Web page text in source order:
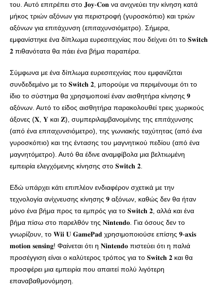
του. Αυτό επιτρέπει στο 𝐉𝐨𝐲-𝐂𝐨𝐧 να ανιχνεύει την κίνηση κατά
μήκος τριών αξόνων για περιστροφή (γυροσκόπιο) και τριών
αξόνων για επιτάχυνση (επιταχυνσιόμετρο). Σήμερα,
εμφανίστηκε ένα δίπλωμα ευρεσιτεχνίας που δείχνει ότι το 𝐒𝐰𝐢𝐭𝐜𝐡
𝟐 πιθανότατα θα πάει ένα βήμα παραπέρα.
Σύμφωνα με ένα δίπλωμα ευρεσιτεχνίας που εμφανίζεται
συνδεδεμένο με το 𝐒𝐰𝐢𝐭𝐜𝐡 𝟐, μπορούμε να περιμένουμε ότι το
ίδιο το σύστημα θα χρησιμοποιεί έναν αισθητήρα κίνησης 𝟗
αξόνων. Αυτό το είδος αισθητήρα παρακολουθεί τρεις χωρικούς
άξονες (𝐗, 𝐘 και 𝐙), συμπεριλαμβανομένης της επιτάχυνσης
(από ένα επιταχυνσιόμετρο), της γωνιακής ταχύτητας (από ένα
γυροσκόπιο) και της έντασης του μαγνητικού πεδίου (από ένα
μαγνητόμετρο). Αυτό θα έδινε αναμφίβολα μια βελτιωμένη
εμπειρία ελεγχόμενης κίνησης στο 𝐒𝐰𝐢𝐭𝐜𝐡 𝟐.
Εδώ υπάρχει κάτι επιπλέον ενδιαφέρον σχετικά με την
τεχνολογία ανίχνευσης κίνησης 𝟗 αξόνων, καθώς δεν θα ήταν
μόνο ένα βήμα προς τα εμπρός για το 𝐒𝐰𝐢𝐭𝐜𝐡 𝟐, αλλά και ένα
βήμα πίσω στο παρελθόν της 𝐍𝐢𝐧𝐭𝐞𝐧𝐝𝐨. Για όσους δεν το
γνωρίζουν, το 𝐖𝐢𝐢 𝐔 𝐆𝐚𝐦𝐞𝐏𝐚𝐝 χρησιμοποιούσε επίσης 𝟗-𝐚𝐱𝐢𝐬
𝐦𝐨𝐭𝐢𝐨𝐧 𝐬𝐞𝐧𝐬𝐢𝐧𝐠! Φαίνεται ότι η 𝐍𝐢𝐧𝐭𝐞𝐧𝐝𝐨 πιστεύει ότι η παλιά
προσέγγιση είναι ο καλύτερος τρόπος για το 𝐒𝐰𝐢𝐭𝐜𝐡 𝟐 και θα
προσφέρει μια εμπειρία που απαιτεί πολύ λιγότερη
επαναβαθμονόμηση.